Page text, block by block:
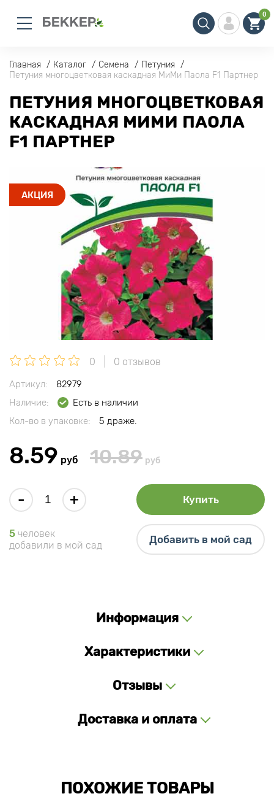
0
Главная Каталог Семена
Петуния
Петуния многоцветковая каскадная МиМи Паола F1 Партнер
ПЕТУНИЯ МНОГОЦВЕТКОВАЯ
КАСКАДНАЯ МИМИ ПАОЛА
F1 ПАРТНЕР
АКЦИЯ
0 0 отзывов
Артикул:
82979
Наличие:
Есть в наличии
Кол-во в упаковке:
5 драже.
8.59 руб 10.89 руб
- + Купить
5 человек
добавили в мой сад
Добавить в мой сад
Информация
Характеристики
Отзывы
Доставка и оплата
ПОХОЖИЕ ТОВАРЫ